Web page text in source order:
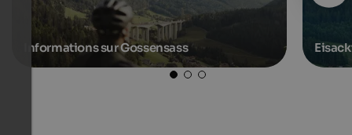
Informations sur Gossensass